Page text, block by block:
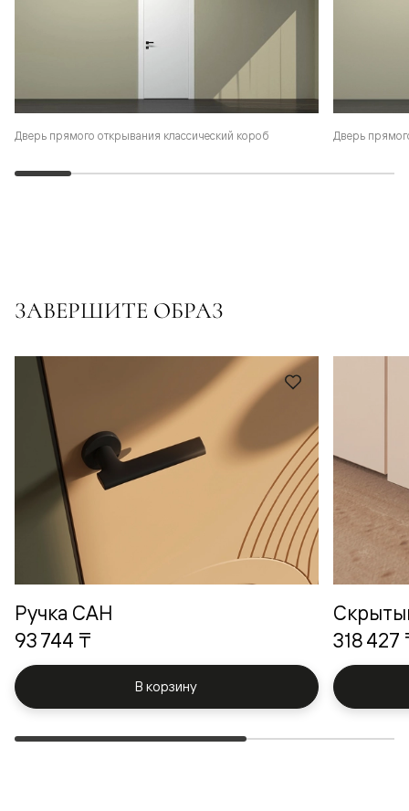
Дверь прямого открывания классический короб Дверь
ЗАВЕРШИТЕ ОБРАЗ
Ручка САН
93 744 ₸
В корзину
318 427